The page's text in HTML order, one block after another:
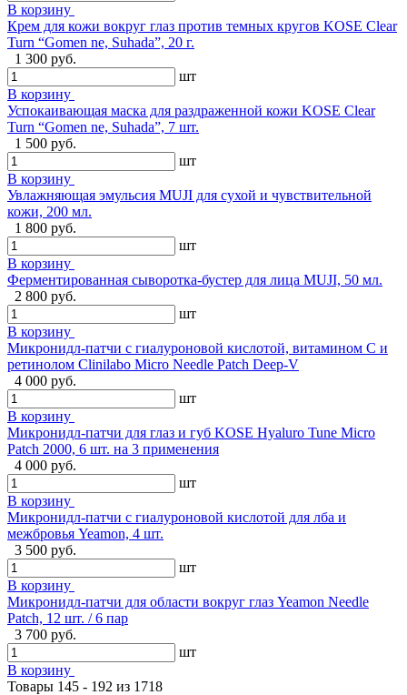
В корзину
Крем для кожи вокруг глаз против темных кругов KOSE Clear
Turn “Gomen ne, Suhada”, 20 г.
1 300 руб.
шт
В корзину
Успокаивающая маска для раздраженной кожи KOSE Clear
Turn “Gomen ne, Suhada”, 7 шт.
1 500 руб.
шт
В корзину
Увлажняющая эмульсия MUJI для сухой и чувствительной
кожи, 200 мл.
1 800 руб.
шт
В корзину
Ферментированная сыворотка-бустер для лица MUJI, 50 мл.
2 800 руб.
шт
В корзину
Микронидл-патчи с гиалуроновой кислотой, витамином C и
ретинолом Clinilabo Micro Needle Patch Deep-V
4 000 руб.
шт
В корзину
Микронидл-патчи для глаз и губ KOSE Hyaluro Tune Micro
Patch 2000, 6 шт. на 3 применения
4 000 руб.
шт
В корзину
Микронидл-патчи с гиалуроновой кислотой для лба и
межбровья Yeamon, 4 шт.
3 500 руб.
шт
В корзину
Микронидл-патчи для области вокруг глаз Yeamon Needle
Patch, 12 шт. / 6 пар
3 700 руб.
шт
В корзину
Товары 145 - 192 из 1718